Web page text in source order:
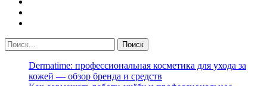
Dermatime: профессиональная косметика для ухода за
кожей — обзор бренда и средств